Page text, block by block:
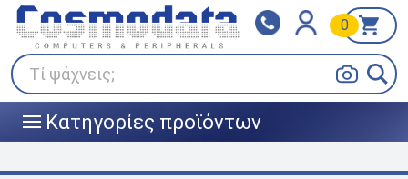
Τί ψάχνεις;
0
||| Κατηγορίες προϊόντων
Klarna
Πληρώστε σε 3
άτοκες δόσεις
BOX NOW